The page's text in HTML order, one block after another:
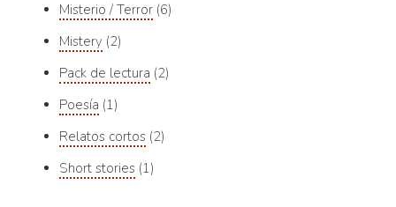
Misterio / Terror 6
Mistery 2
Pack de lectura 2
Poesía 1
Relatos cortos 2
Short stories 1